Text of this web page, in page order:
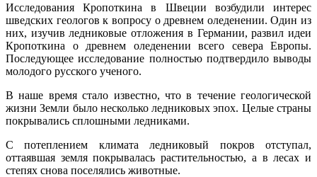
Исследования Кропоткина в Швеции возбудили интерес
шведских геологов к вопросу о древнем оледенении. Один из
них, изучив ледниковые отложения в Германии, развил идеи
Кропоткина о древнем оледенении всего севера Европы.
Последующее исследование полностью подтвердило выводы
молодого русского ученого.
В наше время стало известно, что в течение геологической
жизни Земли было несколько ледниковых эпох. Целые страны
покрывались сплошными ледниками.
С потеплением климата ледниковый покров отступал,
оттаявшая земля покрывалась растительностью, а в лесах и
степях снова поселялись животные.